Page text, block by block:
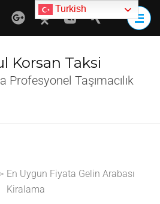
Korsan Taksi
Profesyonel Taşımacılık
> En Uygun Fiyata Gelin Arabası
Kiralama
Turkish